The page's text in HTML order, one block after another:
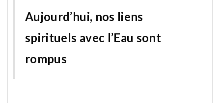
Aujourd’hui, nos liens
spirituels avec l’Eau sont
rompus